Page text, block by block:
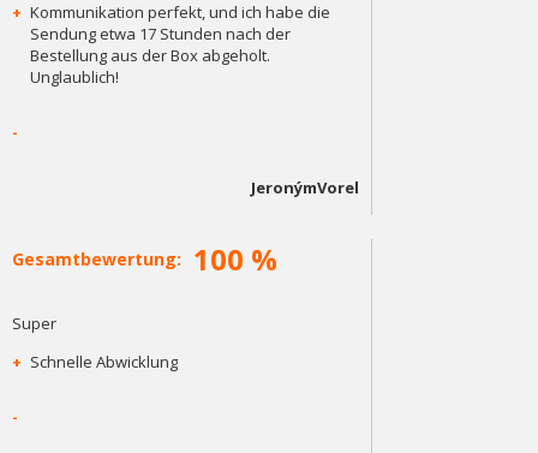
+ Kommunikation perfekt, und ich habe die
Sendung etwa 17 Stunden nach der
Bestellung aus der Box abgeholt.
Unglaublich!
-
JeronýmVorel
Gesamtbewertung: 100 %
Super
+ Schnelle Abwicklung
-